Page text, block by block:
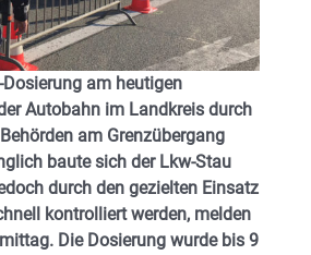
am heutigen
Autobahn im Landkreis durch
am Grenzübergang
baute sich der Lkw-Stau
durch den gezielten Einsatz
kontrolliert werden, melden
Die Dosierung wurde bis 9